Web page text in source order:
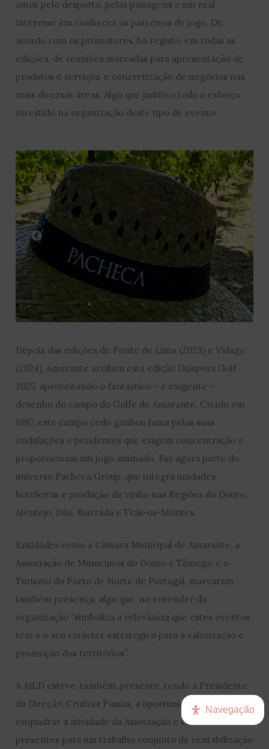
amor pelo desporto, pelas paisagens e um real
interesse em conhecer os parceiros de jogo. De
acordo com os promotores, há registo, em todas as
edições, de reuniões marcadas para apresentação de
produtos e serviços, e concretização de negócios nas
mais diversas áreas. Algo que justifica todo o esforço
investido na organização deste tipo de evento.
Depois das edições de Ponte de Lima (2023) e Vidago
(2024), Amarante acolheu esta edição Diáspora Golf
2025, aproveitando o fantástico – e exigente –
desenho do campo do Golfe de Amarante. Criado em
1997, este campo cedo ganhou fama pelas suas
ondulações e pendentes que exigem concentração e
proporcionam um jogo animado. Faz agora parte do
universo Pacheca Group, que integra unidades
hoteleiras e produção de vinho nas Regiões do Douro,
Alentejo, Dão, Bairrada e Trás-os-Montes.
Entidades como a Câmara Municipal de Amarante, a
Associação de Municípios do Douro e Tâmega, e o
Turismo do Porto de Norte de Portugal, marcaram
também presença, algo que, no entender da
organização “simboliza a relevância que estes eventos
têm e o seu carácter estratégico para a valorização e
promoção dos territórios”.
A AILD esteve, também, presente, tendo a Presidente
da Direção, Cristina Passas, a oportunidade de
enquadrar a atividade da Associação e cativar os
presentes para um trabalho conjunto de rentabilização
Navegação